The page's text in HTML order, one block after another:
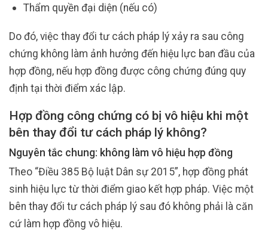
Thẩm quyền đại diện (nếu có)
Do đó, việc thay đổi tư cách pháp lý xảy ra sau công
chứng không làm ảnh hưởng đến hiệu lực ban đầu của
hợp đồng, nếu hợp đồng được công chứng đúng quy
định tại thời điểm xác lập.
Hợp đồng công chứng có bị vô hiệu khi một
bên thay đổi tư cách pháp lý không?
Nguyên tắc chung: không làm vô hiệu hợp đồng
Theo “Điều 385 Bộ luật Dân sự 2015”, hợp đồng phát
sinh hiệu lực từ thời điểm giao kết hợp pháp. Việc một
bên thay đổi tư cách pháp lý sau đó không phải là căn
cứ làm hợp đồng vô hiệu.